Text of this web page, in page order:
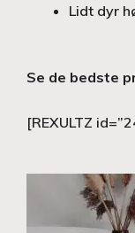
Lidt dyr
Se de bedste
[REXULTZ